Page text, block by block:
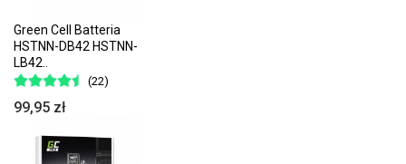
Green Cell Batteria
HSTNN-DB42 HSTNN-
LB42..
(22)
99,95 zł